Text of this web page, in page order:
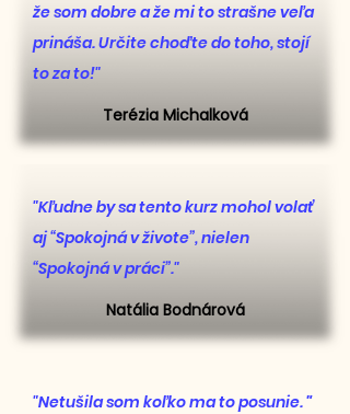
že som dobre a že mi to strašne veľa
prináša. Určite choďte do toho, stojí
to za to!"
Terézia Michalková
"Kľudne by sa tento kurz mohol volať
aj “Spokojná v živote”, nielen
“Spokojná v práci”."
Natália Bodnárová
"Netušila som koľko ma to posunie."